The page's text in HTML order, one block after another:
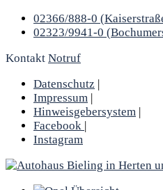
02366/888-0
02323/9941-0
Kontakt Notruf
Datenschutz |
Impressum |
Hinweisgebersystem |
Facebook |
Instagram